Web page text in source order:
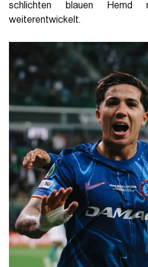
schlichten blauen Hemd
weiterentwickelt.